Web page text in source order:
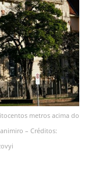
metros acima do
– Créditos: